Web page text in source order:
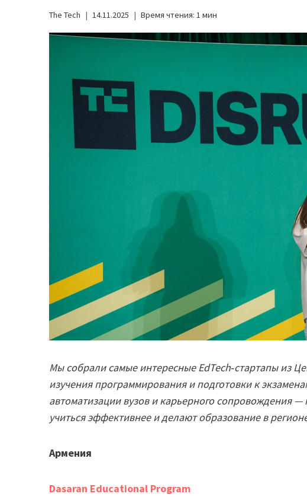
The Tech 14.11.2025 Время чтения: 1 мин
Мы собрали самые интересные EdTech‑стартапы из
изучения программирования и подготовки к
автоматизации вузов и карьерного сопровождения
учиться эффективнее и делают образование в
Армения
Dasaran Educational Program